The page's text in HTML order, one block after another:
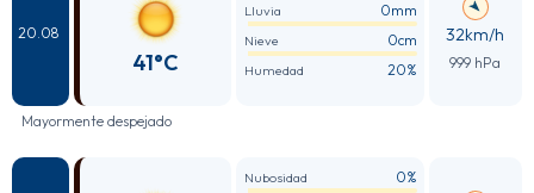
20.08
41°C
Lluvia 0mm
Nieve 0cm
Humedad 20%
32km/h
999 hPa
Mayormente despejado
Nubosidad 0%